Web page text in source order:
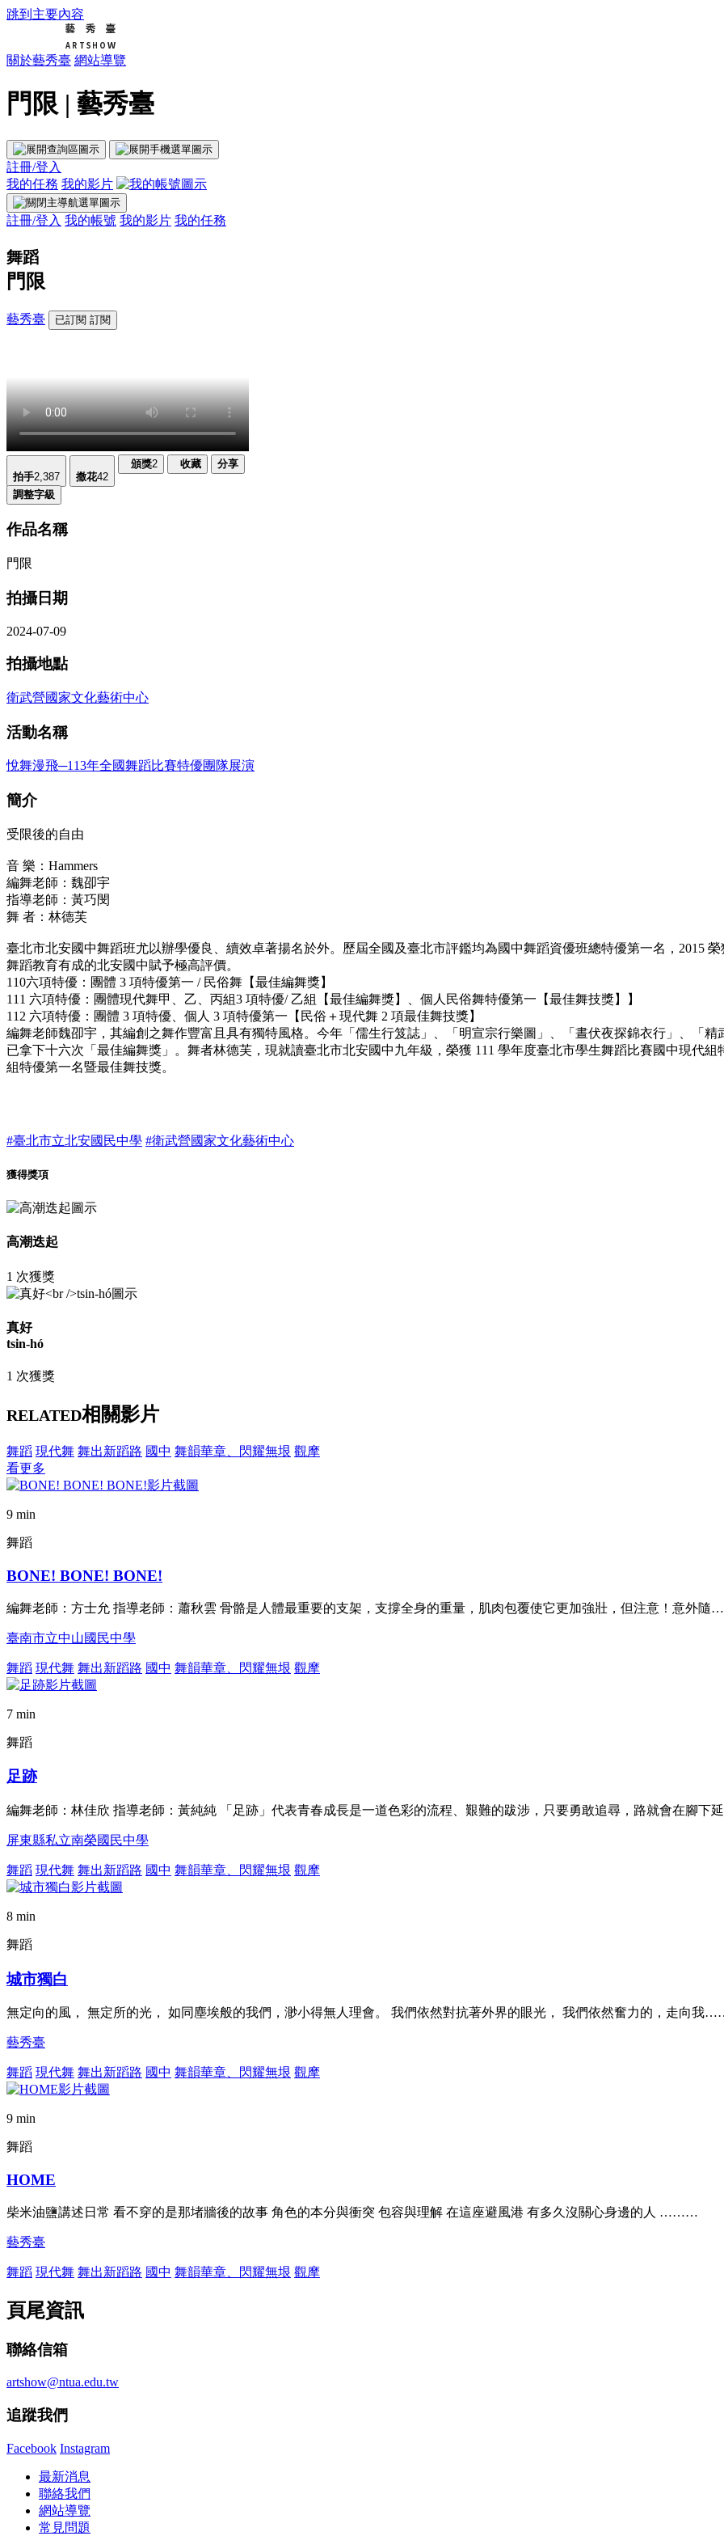
跳到主要內容
關於藝秀臺 網站導覽
門限 | 藝秀臺
註冊/登入
我的任務 我的影片
註冊/登入 我的帳號 我的影片 我的任務
舞蹈
門限
藝秀臺 已訂閱 訂閱
拍手2,387 撒花42
頒獎2 收藏 分享
調整字級
作品名稱
門限
拍攝日期
2024-07-09
拍攝地點
衛武營國家文化藝術中心
活動名稱
悅舞漫飛─113年全國舞蹈比賽特優團隊展演
簡介
受限後的自由
音 樂：Hammers
編舞老師：魏卲宇
指導老師：黃巧閔
舞 者：林德芙
臺北市北安國中舞蹈班尤以辦學優良、續效卓著揚名於外。歷屆全國及臺北市評鑑均為國中舞蹈資優班總特優第一名，2015
舞蹈教育有成的北安國中賦予極高評價。
110六項特優：團體 3 項特優第一 / 民俗舞【最佳編舞獎】
111 六項特優：團體現代舞甲、乙、丙組3 項特優/ 乙組【最佳編舞獎】、個人民俗舞特優第一【最佳舞技獎】】
112 六項特優：團體 3 項特優、個人 3 項特優第一【民俗＋現代舞 2 項最佳舞技獎】
編舞老師魏卲宇，其編創之舞作豐富且具有獨特風格。今年「儒生行笈誌」、「明宣宗行樂圖」、「晝伏夜探錦衣行」、「
已拿下十六次「最佳編舞獎」。舞者林德芙，現就讀臺北市北安國中九年級，榮獲 111 學年度臺北市學生舞蹈比賽國中現代
組特優第一名暨最佳舞技獎。
#臺北市立北安國民中學 #衛武營國家文化藝術中心
獲得獎項
高潮迭起
1 次獲獎
真好
tsin-hó
1 次獲獎
RELATED相關影片
舞蹈 現代舞 舞出新蹈路 國中 舞韻華章、閃耀無垠 觀摩
看更多
9 min
舞蹈
BONE! BONE! BONE!
編舞老師：方士允 指導老師：蕭秋雲 骨骼是人體最重要的支架，支撐全身的重量，肌肉包覆使它更加強壯，但注意！意外
臺南市立中山國民中學
舞蹈 現代舞 舞出新蹈路 國中 舞韻華章、閃耀無垠 觀摩
7 min
舞蹈
足跡
編舞老師：林佳欣 指導老師：黃純純 「足跡」代表青春成長是一道色彩的流程、艱難的跋涉，只要勇敢追尋，路就會在腳
屏東縣私立南榮國民中學
舞蹈 現代舞 舞出新蹈路 國中 舞韻華章、閃耀無垠 觀摩
8 min
舞蹈
城市獨白
無定向的風， 無定所的光， 如同塵埃般的我們，渺小得無人理會。 我們依然對抗著外界的眼光， 我們依然奮力的，走向我
藝秀臺
舞蹈 現代舞 舞出新蹈路 國中 舞韻華章、閃耀無垠 觀摩
9 min
舞蹈
HOME
柴米油鹽講述日常 看不穿的是那堵牆後的故事 角色的本分與衝突 包容與理解 在這座避風港 有多久沒關心身邊的人 ………
藝秀臺
舞蹈 現代舞 舞出新蹈路 國中 舞韻華章、閃耀無垠 觀摩
頁尾資訊
聯絡信箱
artshow@ntua.edu.tw
追蹤我們
Facebook Instagram
最新消息
聯絡我們
網站導覽
常見問題